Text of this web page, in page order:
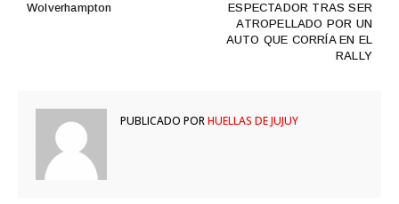
ESPECTADOR TRAS SER
ATROPELLADO POR UN
AUTO QUE CORRÍA EN EL
RALLY
Wolverhampton
PUBLICADO PORHUELLAS DE JUJUY